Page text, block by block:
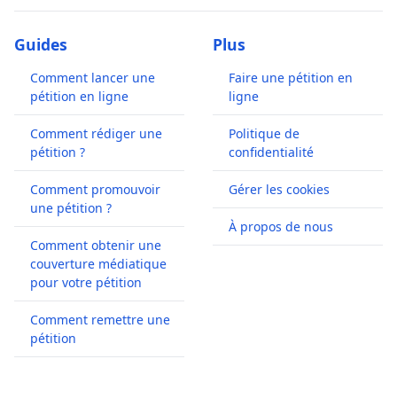
Guides
Comment lancer une
pétition en ligne
Comment rédiger une
pétition ?
Comment promouvoir
une pétition ?
Comment obtenir une
couverture médiatique
pour votre pétition
Comment remettre une
pétition
Plus
Faire une pétition en
ligne
Politique de
confidentialité
Gérer les cookies
À propos de nous